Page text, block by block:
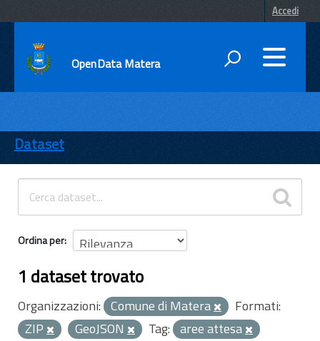
Accedi
OpenData Matera
ENTI
TEMI
INFORMAZIONI
Dataset
Ordina per
1 dataset trovato
Organizzazioni: Comune di Matera
Formati:
ZIP
GeoJSON Tag: aree attesa